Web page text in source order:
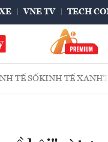
VNE TV TECH
TẾ SỐKINH TẾ XANH